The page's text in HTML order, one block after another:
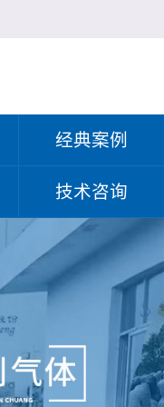
经典案例
技术咨询